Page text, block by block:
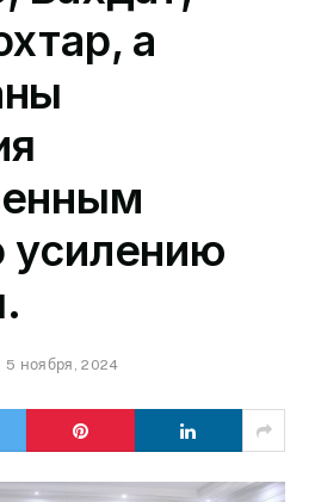
а
усилению
5 ноября, 2024